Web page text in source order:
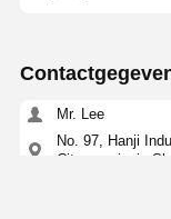
Mr. Lee
No. 97, Hanji
City, provincie